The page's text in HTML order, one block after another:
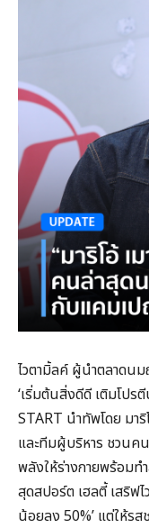
ไวตามิ้ลค์ ผู้นำตลาดน
‘เริ่มต้นสิ่งดีดี เติมโปร
START นำทัพโดย มาริ
และทีมผู้บริหาร ชวนค
พลังให้ร่างกายพร้อม
สุดสปอร์ต เฮลตี้ เสริฟไ
น้อยลง 50%’ แต่ให้ร